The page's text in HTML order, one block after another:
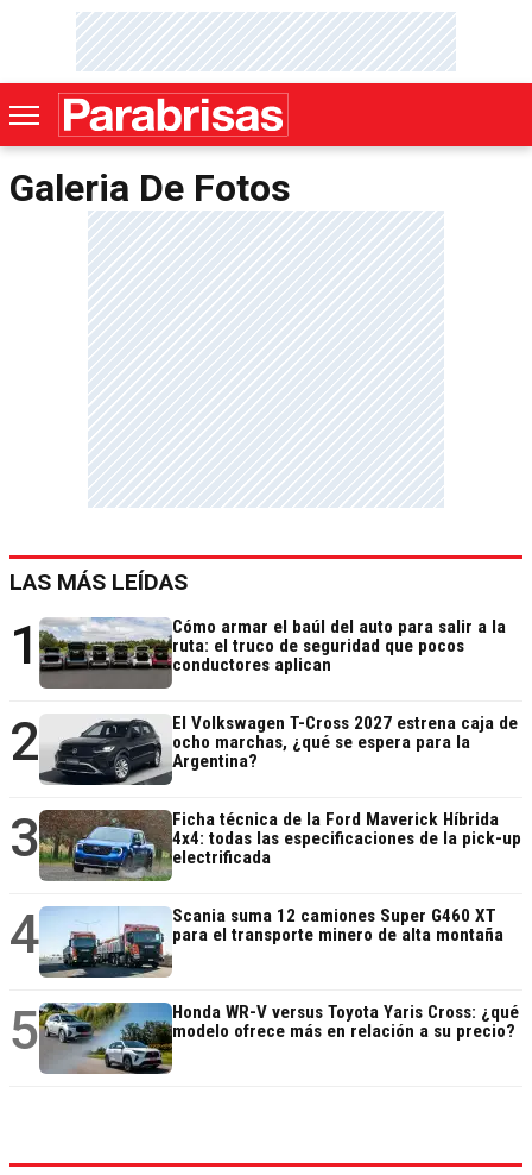
Galeria De Fotos
LAS MÁS LEÍDAS
1
Cómo armar el baúl del auto para salir a la
ruta: el truco de seguridad que pocos
conductores aplican
2
El Volkswagen T-Cross 2027 estrena caja de
ocho marchas, ¿qué se espera para la
Argentina?
3
Ficha técnica de la Ford Maverick Híbrida
4x4: todas las especificaciones de la pick-up
electrificada
4
Scania suma 12 camiones Super G460 XT
para el transporte minero de alta montaña
5
Honda WR-V versus Toyota Yaris Cross: ¿qué
modelo ofrece más en relación a su precio?